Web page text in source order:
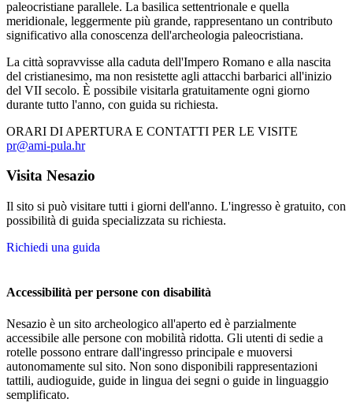
paleocristiane parallele. La basilica settentrionale e quella
meridionale, leggermente più grande, rappresentano un contributo
significativo alla conoscenza dell'archeologia paleocristiana.
La città sopravvisse alla caduta dell'Impero Romano e alla nascita
del cristianesimo, ma non resistette agli attacchi barbarici all'inizio
del VII secolo. È possibile visitarla gratuitamente ogni giorno
durante tutto l'anno, con guida su richiesta.
ORARI DI APERTURA E CONTATTI PER LE VISITE
pr@ami-pula.hr
Visita Nesazio
Il sito si può visitare tutti i giorni dell'anno. L'ingresso è gratuito, con
possibilità di guida specializzata su richiesta.
Richiedi una guida
Accessibilità per persone con disabilità
Nesazio è un sito archeologico all'aperto ed è parzialmente
accessibile alle persone con mobilità ridotta. Gli utenti di sedie a
rotelle possono entrare dall'ingresso principale e muoversi
autonomamente sul sito. Non sono disponibili rappresentazioni
tattili, audioguide, guide in lingua dei segni o guide in linguaggio
semplificato.